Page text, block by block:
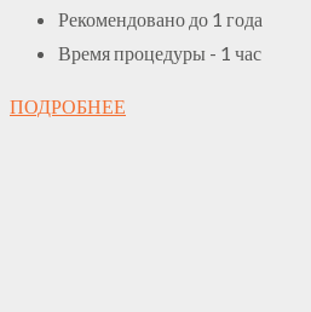
Рекомендовано до 1 года
Время процедуры - 1 час
ПОДРОБНЕЕ